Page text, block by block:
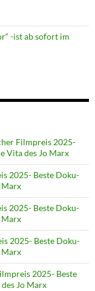
-ist ab sofort im
Filmpreis 2025-
Vita des Jo Marx
2025- Beste Doku-
Marx
2025- Beste Doku-
Marx
2025- Beste Doku-
Marx
2025- Beste
Jo Marx